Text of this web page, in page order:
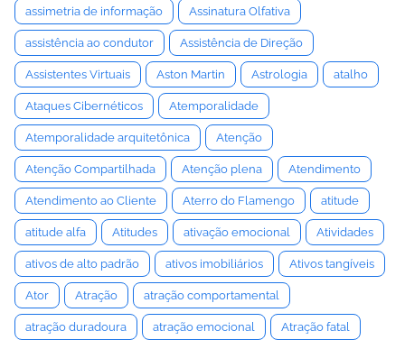
assimetria de informação Assinatura Olfativa
assistência ao condutor Assistência de Direção
Assistentes Virtuais Aston Martin Astrologia atalho
Ataques Cibernéticos Atemporalidade
Atemporalidade arquitetônica Atenção
Atenção Compartilhada Atenção plena Atendimento
Atendimento ao Cliente Aterro do Flamengo atitude
atitude alfa Atitudes ativação emocional Atividades
ativos de alto padrão ativos imobiliários Ativos tangíveis
Ator Atração atração comportamental
atração duradoura atração emocional Atração fatal